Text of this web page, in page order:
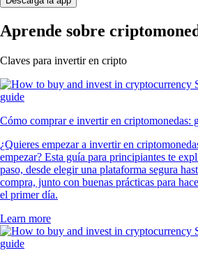
Aprende sobre
Claves para invertir en cripto
Cómo comprar e invertir en criptomonedas:
¿Quieres empezar a invertir en
empezar? Esta guía para principiantes te
paso, desde elegir una plataforma segura
compra, junto con buenas prácticas para
el primer día.
Learn more